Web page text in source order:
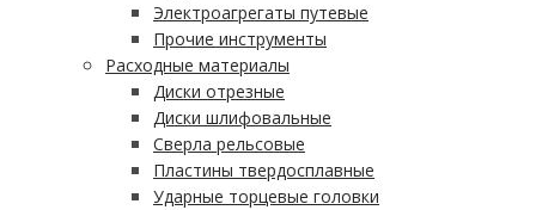
Электроагрегаты путевые
Прочие инструменты
Расходные материалы
Диски отрезные
Диски шлифовальные
Сверла рельсовые
Пластины твердосплавные
Ударные торцевые головки